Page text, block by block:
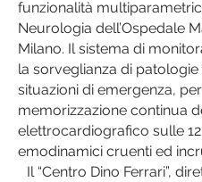
funzionalità
Neurologia dell’Ospedale
Milano. Il sistema di
la sorveglianza di
situazioni di emergenza,
memorizzazione continua
elettrocardiografico sulle
emodinamici cruenti ed
Il “Centro Dino Ferrari”,